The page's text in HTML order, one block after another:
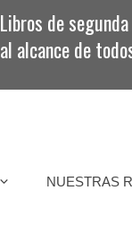
Libros de
al alcance de
NUESTRAS